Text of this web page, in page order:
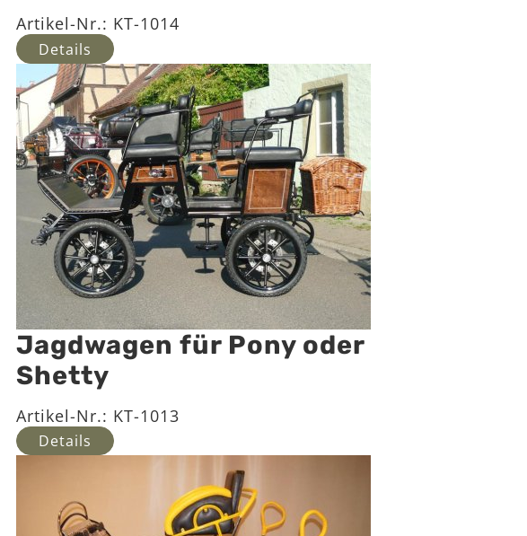
Artikel-Nr.: KT-1014
Details
Jagdwagen für Pony oder
Shetty
Artikel-Nr.: KT-1013
Details